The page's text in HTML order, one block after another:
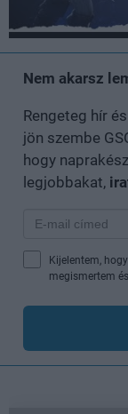
Nem akarsz
Rengeteg hír
jön szembe
hogy
legjobbakat,
Kijelentem,
megismertem